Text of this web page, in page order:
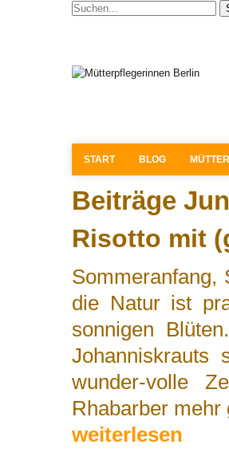
START BLOG
Beiträge
Risotto mit
Sommeranfang,
die Natur ist
sonnigen
wunder-volle
Rhabarber
weiterlesen